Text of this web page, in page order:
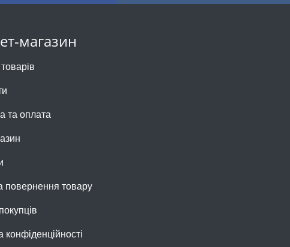
магазин
та оплата
повернення товару
конфіденційності